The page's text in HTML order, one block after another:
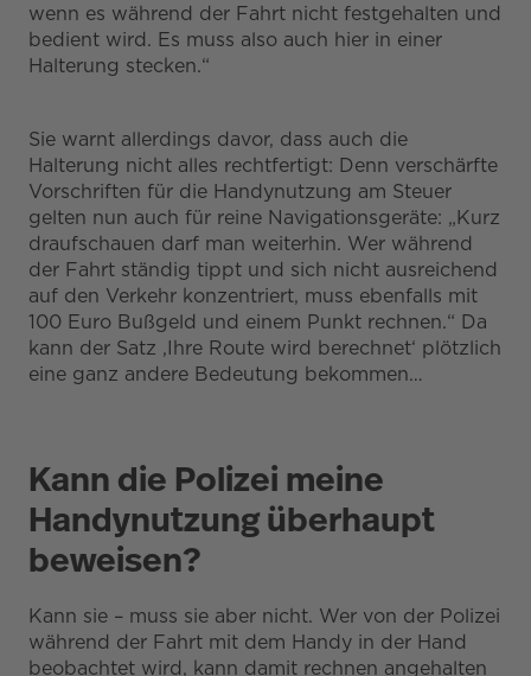
wenn es während der Fahrt nicht festgehalten und
bedient wird. Es muss also auch hier in einer
Halterung stecken.“
Sie warnt allerdings davor, dass auch die
Halterung nicht alles rechtfertigt: Denn verschärfte
Vorschriften für die Handynutzung am Steuer
gelten nun auch für reine Navigationsgeräte: „Kurz
draufschauen darf man weiterhin. Wer während
der Fahrt ständig tippt und sich nicht ausreichend
auf den Verkehr konzentriert, muss ebenfalls mit
100 Euro Bußgeld und einem Punkt rechnen.“ Da
kann der Satz ‚Ihre Route wird berechnet‘ plötzlich
eine ganz andere Bedeutung bekommen…
Kann die Polizei meine
Handynutzung überhaupt
beweisen?
Kann sie – muss sie aber nicht. Wer von der Polizei
während der Fahrt mit dem Handy in der Hand
beobachtet wird, kann damit rechnen angehalten